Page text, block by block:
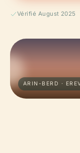
Vérifié August 2025
ARIN-BERD ·